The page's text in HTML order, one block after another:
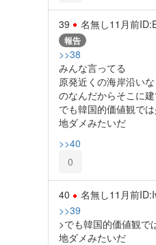
39 名無し11月前
報告
>>38
みんな言ってる
原発近くの海岸沿い
のなんだからそこに
でも韓国的価値観で
地ダメみたいだ
>>40
0
40 名無し11月前
>>39
>でも韓国的価値観で
地ダメみたいだ